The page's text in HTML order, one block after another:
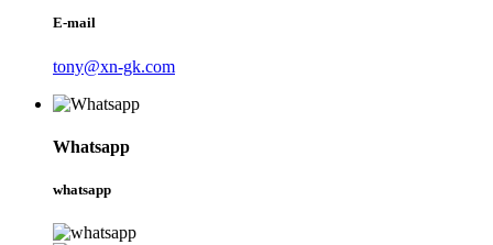
E-mail
tony@xn-gk.com
Whatsapp
whatsapp